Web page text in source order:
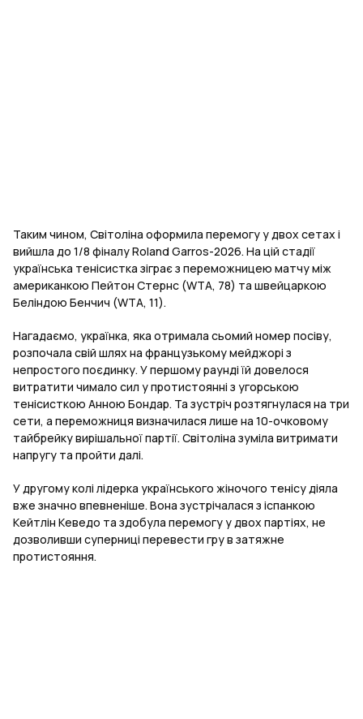
Таким чином, Світоліна оформила перемогу у двох сетах і
вийшла до 1/8 фіналу Roland Garros-2026. На цій стадії
українська тенісистка зіграє з переможницею матчу між
американкою Пейтон Стернс (WTA, 78) та швейцаркою
Беліндою Бенчич (WTA, 11).
Нагадаємо, українка, яка отримала сьомий номер посіву,
розпочала свій шлях на французькому мейджорі з
непростого поєдинку. У першому раунді їй довелося
витратити чимало сил у протистоянні з угорською
тенісисткою Анною Бондар. Та зустріч розтягнулася на три
сети, а переможниця визначилася лише на 10-очковому
тайбрейку вирішальної партії. Світоліна зуміла витримати
напругу та пройти далі.
У другому колі лідерка українського жіночого тенісу діяла
вже значно впевненіше. Вона зустрічалася з іспанкою
Кейтлін Кеведо та здобула перемогу у двох партіях, не
дозволивши суперниці перевести гру в затяжне
протистояння.